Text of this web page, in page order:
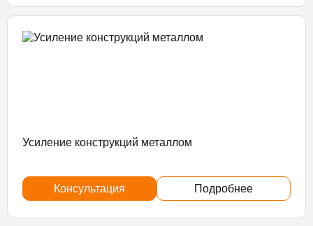
Усиление конструкций металлом
Консультация Подробнее